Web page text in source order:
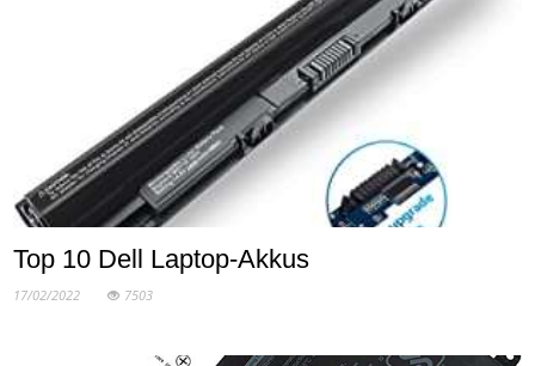
Top 10 Dell Laptop-Akkus
17/02/2022 7503